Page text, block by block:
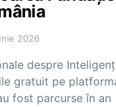
2026
despre
gratuit pe
fost parcurse în an